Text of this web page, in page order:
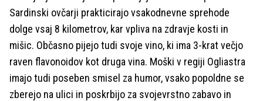
Sardinski ovčarji prakticirajo vsakodnevne sprehode
dolge vsaj 8 kilometrov, kar vpliva na zdravje kosti in
mišic. Občasno pijejo tudi svoje vino, ki ima 3-krat večjo
raven flavonoidov kot druga vina. Moški v regiji Ogliastra
imajo tudi poseben smisel za humor, vsako popoldne se
zberejo na ulici in poskrbijo za svojevrstno zabavo in